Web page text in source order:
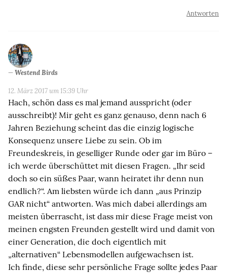
Antworten
Westend Birds
12. März 2017 um 15:39 Uhr
Hach, schön dass es mal jemand ausspricht (oder
ausschreibt)! Mir geht es ganz genauso, denn nach 6
Jahren Beziehung scheint das die einzig logische
Konsequenz unsere Liebe zu sein. Ob im
Freundeskreis, in geselliger Runde oder gar im Büro –
ich werde überschüttet mit diesen Fragen. „Ihr seid
doch so ein süßes Paar, wann heiratet ihr denn nun
endlich?“. Am liebsten würde ich dann „aus Prinzip
GAR nicht“ antworten. Was mich dabei allerdings am
meisten überrascht, ist dass mir diese Frage meist von
meinen engsten Freunden gestellt wird und damit von
einer Generation, die doch eigentlich mit
„alternativen“ Lebensmodellen aufgewachsen ist.
Ich finde, diese sehr persönliche Frage sollte jedes Paar